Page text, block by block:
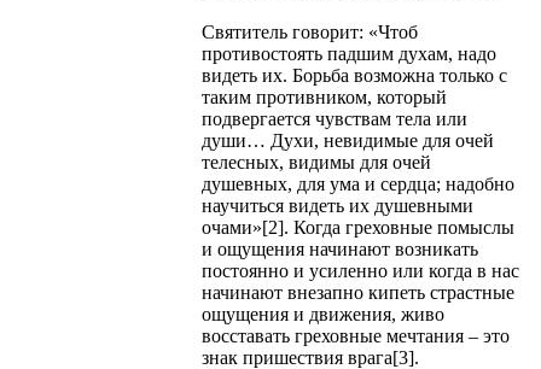
Святитель говорит: «Чтоб
противостоять падшим духам, надо
видеть их. Борьба возможна только с
таким противником, который
подвергается чувствам тела или
души… Духи, невидимые для очей
телесных, видимы для очей
душевных, для ума и сердца; надобно
научиться видеть их душевными
очами»[2]. Когда греховные помыслы
и ощущения начинают возникать
постоянно и усиленно или когда в нас
начинают внезапно кипеть страстные
ощущения и движения, живо
восставать греховные мечтания – это
знак пришествия врага[3].